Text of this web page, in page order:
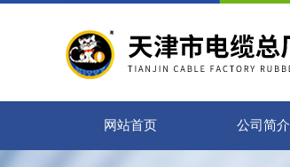
网站首页 公司简介